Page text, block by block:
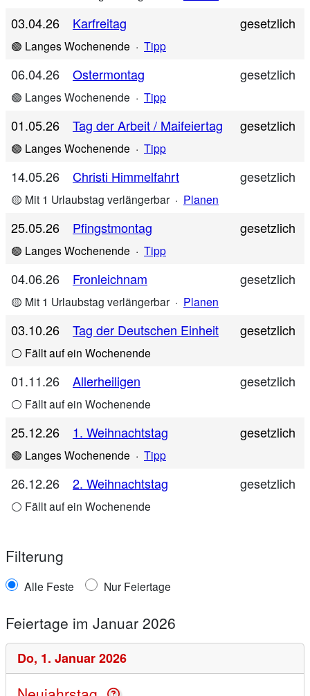
03.04.26 Karfreitag gesetzlich
🟢 Langes Wochenende · Tipp
06.04.26 Ostermontag gesetzlich
🟢 Langes Wochenende · Tipp
01.05.26 Tag der Arbeit / Maifeiertag gesetzlich
🟢 Langes Wochenende · Tipp
14.05.26 Christi Himmelfahrt gesetzlich
🟡 Mit 1 Urlaubstag verlängerbar · Planen
25.05.26 Pfingstmontag gesetzlich
🟢 Langes Wochenende · Tipp
04.06.26 Fronleichnam gesetzlich
🟡 Mit 1 Urlaubstag verlängerbar · Planen
03.10.26 Tag der Deutschen Einheit gesetzlich
⚪ Fällt auf ein Wochenende
01.11.26 Allerheiligen gesetzlich
⚪ Fällt auf ein Wochenende
25.12.26 1. Weihnachtstag gesetzlich
🟢 Langes Wochenende · Tipp
26.12.26 2. Weihnachtstag gesetzlich
⚪ Fällt auf ein Wochenende
Filterung
Alle Feste Nur Feiertage
Feiertage im Januar 2026
Do, 1. Januar 2026